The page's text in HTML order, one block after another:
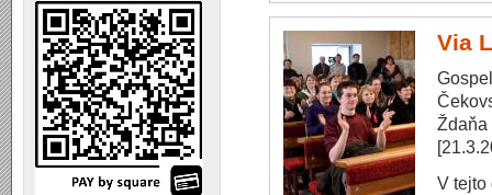
Via
Ždaňa
V tejto